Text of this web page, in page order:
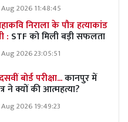
2026 11:48:45
निराला के पौत्र हत्याकांड
: STF को मिली बड़ी सफलता
2026 23:05:51
बोर्ड परीक्षा...कानपुर में
ने क्यों की आत्महत्या?
2026 19:49:23